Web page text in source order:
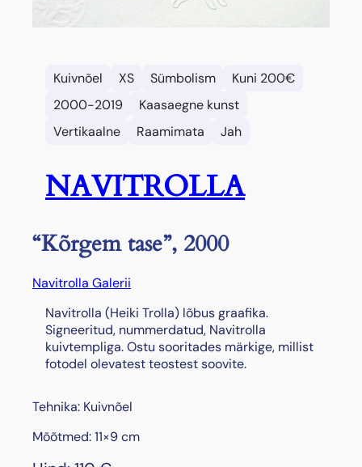
Kuivnõel XS Sümbolism
Kuni 200€
2000-2019
Kaasaegne kunst
Vertikaalne
Raamimata Jah
NAVITROLLA
“Kõrgem tase”, 2000
Navitrolla Galerii
Navitrolla (Heiki Trolla) lõbus graafika.
Signeeritud, nummerdatud, Navitrolla
kuivtempliga. Ostu sooritades märkige, millist
fotodel olevatest teostest soovite.
Tehnika: Kuivnõel
Mõõtmed: 11×9 cm